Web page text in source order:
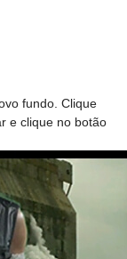
fundo. Clique
e clique no botão